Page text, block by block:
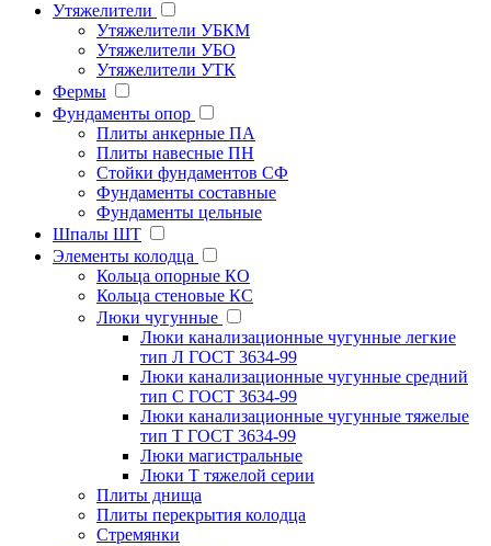
Утяжелители
Утяжелители УБКМ
Утяжелители УБО
Утяжелители УТК
Фермы
Фундаменты опор
Плиты анкерные ПА
Плиты навесные ПН
Стойки фундаментов СФ
Фундаменты составные
Фундаменты цельные
Шпалы ШТ
Элементы колодца
Кольца опорные КО
Кольца стеновые КС
Люки чугунные
Люки канализационные чугунные легкие
тип Л ГОСТ 3634-99
Люки канализационные чугунные средний
тип С ГОСТ 3634-99
Люки канализационные чугунные тяжелые
тип Т ГОСТ 3634-99
Люки магистральные
Люки Т тяжелой серии
Плиты днища
Плиты перекрытия колодца
Стремянки